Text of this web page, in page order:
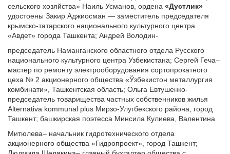
сельского хозяйства» Наиль Усманов, ордена «Дустлик»
удостоены Закир Аджиосман — заместитель председателя
крымско-татарского национального культурного центра
«Авдет» города Ташкента; Андрей Володин-
председатель Наманганского областного отдела Русского
национального культурного центра Узбекистана; Сергей Геча–
мастер по ремонту электрооборудования сортопрокатного
цеха № 2 акционерного общества «Ўзбекистон металлургия
комбинати», Ташкентская область; Ольга Евтушенко-
председатель товарищества частных собственников жилья
Alternativa kommunal plus Мирзо-Улугбекского района, город
Ташкент; башкирская поэтесса Минсила Кулиева, Валентина
Митюлева– начальник гидротехнического отдела
акционерного общества «Гидропроект», город Ташкент;